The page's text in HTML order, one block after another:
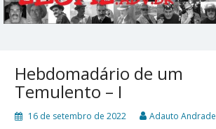
Hebdomadário de um
Temulento – I
16 de setembro de 2022 Adauto Andrade